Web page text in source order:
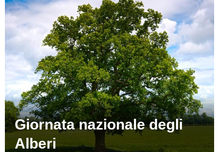
Giornata nazionale degli
Alberi